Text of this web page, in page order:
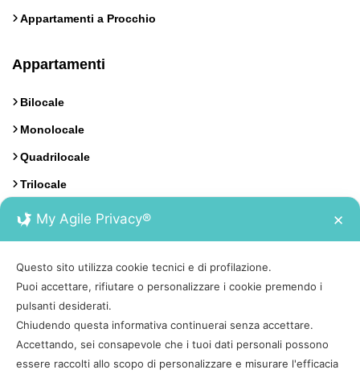
Appartamenti a Procchio
Appartamenti
Bilocale
Monolocale
Quadrilocale
Trilocale
Contatti
Calata Italia 17, Portoferraio, Isola d'Elba
0565 930222
booking@tesiviaggi.it
My Agile Privacy® ✕
Questo sito utilizza cookie tecnici e di profilazione.
Puoi accettare, rifiutare o personalizzare i cookie premendo i
pulsanti desiderati.
Chiudendo questa informativa continuerai senza accettare.
Accettando, sei consapevole che i tuoi dati personali possono
essere raccolti allo scopo di personalizzare e misurare l'efficacia